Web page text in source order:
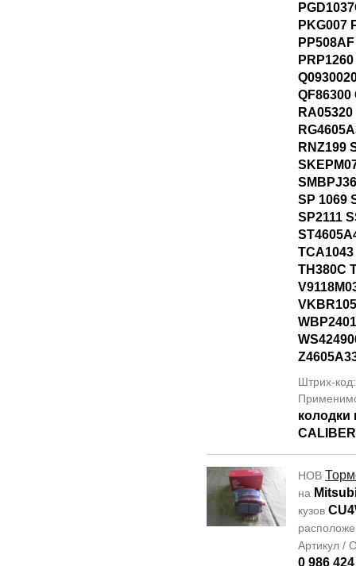
PKG007
QF86300
RNZ199
SP 1069
SP2111
TCA1043
TH380C
Штрих-
колодки
НОВ
на
кузов
Артикул /
0 986